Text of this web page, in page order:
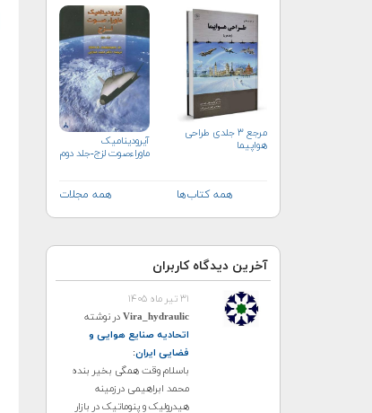
مرجع ۳ جلدی طراحی
هواپیما
آیرودینامیک
ماوراءصوت لزج-جلد دوم
همه کتاب‌ها همه مجلات
آخرین دیدگاه کاربران
۳۱ تیر ماه ۱۴۰۵
Vira_hydraulicدر نوشته
اتحادیه صنایع هوایی و
فضایی ایران:
باسلام وقت همگی بخیر بنده
محمد ابراهیمی درزمینه
هیدرولیک و پنوماتیک در بازار